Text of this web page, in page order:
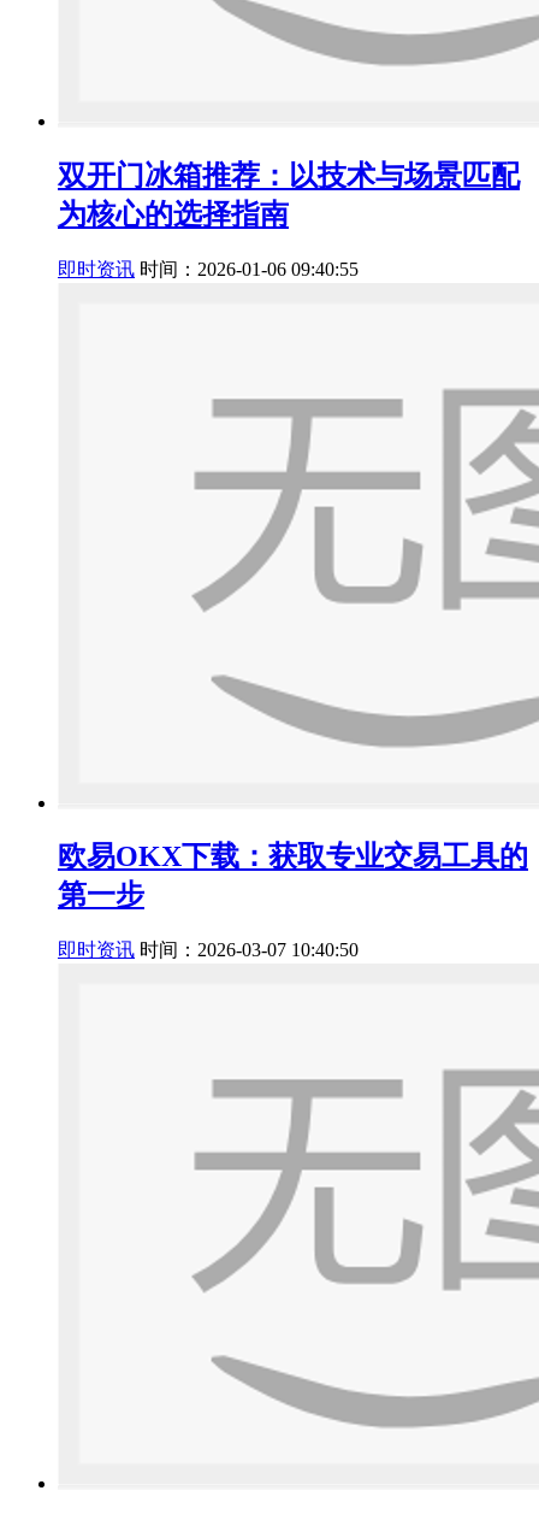
双开门冰箱推荐：以技术与场景匹配
为核心的选择指南
即时资讯 时间：2026-01-06 09:40:55
欧易OKX下载：获取专业交易工具的
第一步
即时资讯 时间：2026-03-07 10:40:50